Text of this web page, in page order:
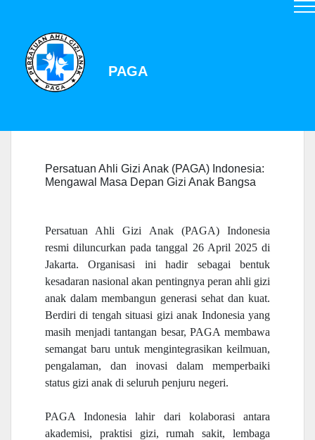
PAGA
Persatuan Ahli Gizi Anak (PAGA) Indonesia:
Mengawal Masa Depan Gizi Anak Bangsa
Persatuan Ahli Gizi Anak (PAGA) Indonesia
resmi diluncurkan pada tanggal 26 April 2025 di
Jakarta. Organisasi ini hadir sebagai bentuk
kesadaran nasional akan pentingnya peran ahli gizi
anak dalam membangun generasi sehat dan kuat.
Berdiri di tengah situasi gizi anak Indonesia yang
masih menjadi tantangan besar, PAGA membawa
semangat baru untuk mengintegrasikan keilmuan,
pengalaman, dan inovasi dalam memperbaiki
status gizi anak di seluruh penjuru negeri.
PAGA Indonesia lahir dari kolaborasi antara
akademisi, praktisi gizi, rumah sakit, lembaga